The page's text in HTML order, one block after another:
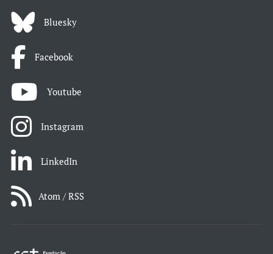
Bluesky
Facebook
Youtube
Instagram
LinkedIn
Atom / RSS